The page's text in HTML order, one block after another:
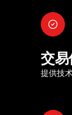
交
提供技